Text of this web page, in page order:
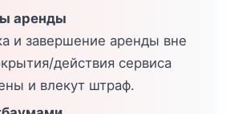
аренды
и завершение аренды вне
действия сервиса
и влекут штраф.